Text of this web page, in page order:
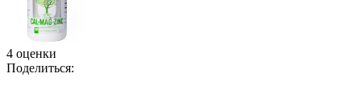
4 оценки
Поделиться: